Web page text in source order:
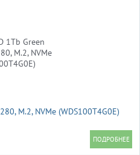
M.2, NVMe (WDS100T4G0E)